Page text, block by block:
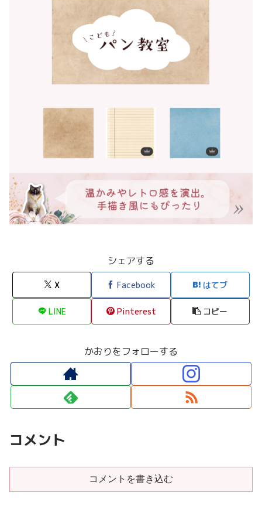
シェアする
X Facebook はてブ
LINE Pinterest コピー
かおりをフォローする
コメント
コメントを書き込む